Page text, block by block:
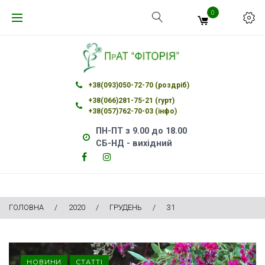
0
+38(093)050-72-70 (роздріб)
+38(066)281-75-21 (гурт)
+38(057)762-70-03 (інфо)
ПН-ПТ з 9.00 до 18.00
СБ-НД - вихідний
Facebook
Instagram
ГОЛОВНА / 2020 / ГРУДЕНЬ / 31
День:
НОВИНИ СТАТТІ